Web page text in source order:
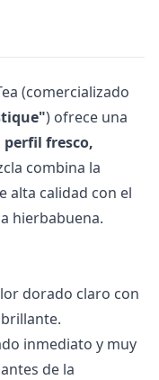
(comercializado
) ofrece una
perfil fresco,
combina la
alta calidad con el
hierbabuena.
dorado claro con
inmediato y muy
de la